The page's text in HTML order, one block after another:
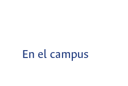
En el campus